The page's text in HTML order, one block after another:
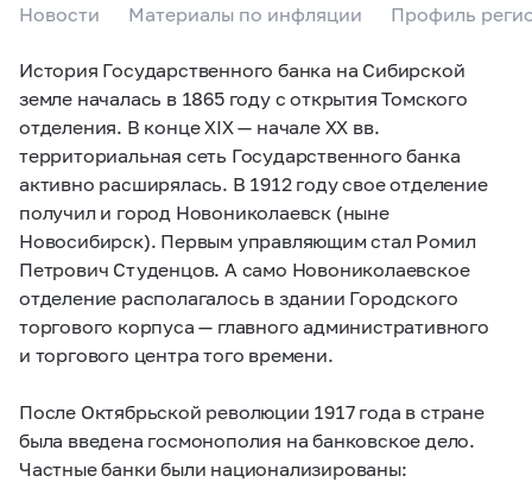
Новости Материалы по инфляции Профиль
История Государственного банка на Сибирской
земле началась в 1865 году с открытия Томского
отделения. В конце XIX — начале XX вв.
территориальная сеть Государственного банка
активно расширялась. В 1912 году свое отделение
получил и город Новониколаевск (ныне
Новосибирск). Первым управляющим стал Ромил
Петрович Студенцов. А само Новониколаевское
отделение располагалось в здании Городского
торгового корпуса — главного административного
и торгового центра того времени.
После Октябрьской революции 1917 года в стране
была введена госмонополия на банковское дело.
Частные банки были национализированы: